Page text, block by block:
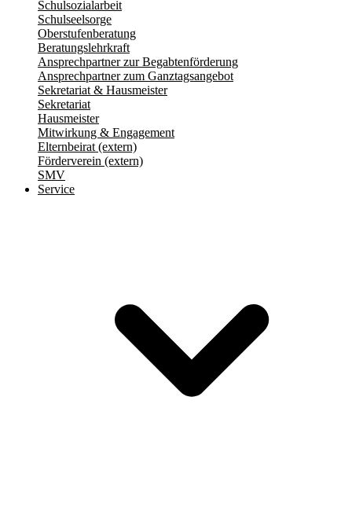
Schulsozialarbeit
Schulseelsorge
Oberstufenberatung
Beratungslehrkraft
Ansprechpartner zur Begabtenförderung
Ansprechpartner zum Ganztagsangebot
Sekretariat & Hausmeister
Sekretariat
Hausmeister
Mitwirkung & Engagement
Elternbeirat (extern)
Förderverein (extern)
SMV
Service